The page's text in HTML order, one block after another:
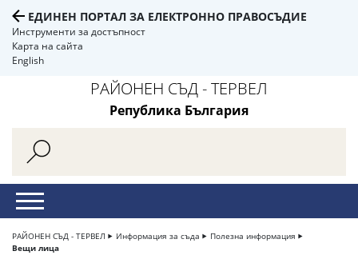
ЕДИНЕН ПОРТАЛ ЗА ЕЛЕКТРОННО ПРАВОСЪДИЕ
Инструменти за достъпност
Карта на сайта
English
РАЙОНЕН СЪД - ТЕРВЕЛ
Република България
РАЙОНЕН СЪД - ТЕРВЕЛ Информация за съда
Полезна информация
Вещи лица